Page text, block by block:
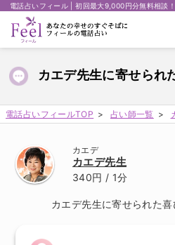
電話占いフィール | 初回最大9,000円分無料相談！
カエデ先生に寄せられ
電話占いフィールTOP 占い師一覧
カエデ
カエデ先生
340円 / 1分
カエデ先生に寄せられた喜